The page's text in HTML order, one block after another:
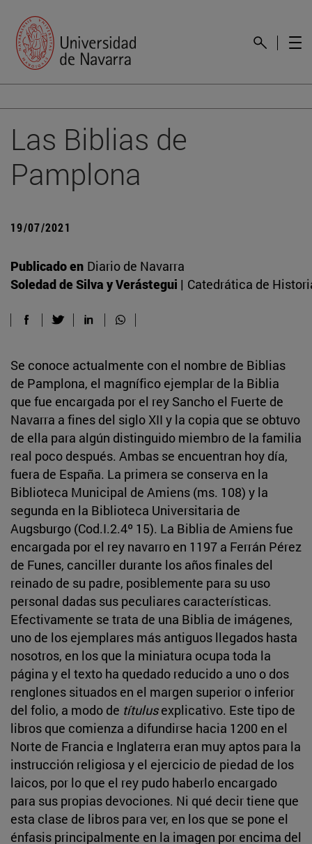
Las Biblias de
Pamplona
19/07/2021
Publicado en Diario de Navarra
Soledad de Silva y Verástegui | Catedrática de
Se conoce actualmente con el nombre de Biblias
de Pamplona, el magnífico ejemplar de la Biblia
que fue encargada por el rey Sancho el Fuerte de
Navarra a fines del siglo XII y la copia que se obtuvo
de ella para algún distinguido miembro de la familia
real poco después. Ambas se encuentran hoy día,
fuera de España. La primera se conserva en la
Biblioteca Municipal de Amiens (ms. 108) y la
segunda en la Biblioteca Universitaria de
Augsburgo (Cod.I.2.4º 15). La Biblia de Amiens fue
encargada por el rey navarro en 1197 a Ferrán Pérez
de Funes, canciller durante los años finales del
reinado de su padre, posiblemente para su uso
personal dadas sus peculiares características.
Efectivamente se trata de una Biblia de imágenes,
uno de los ejemplares más antiguos llegados hasta
nosotros, en los que la miniatura ocupa toda la
página y el texto ha quedado reducido a uno o dos
renglones situados en el margen superior o inferior
del folio, a modo de títulusexplicativo. Este tipo de
libros que comienza a difundirse hacia 1200 en el
Norte de Francia e Inglaterra eran muy aptos para la
instrucción religiosa y el ejercicio de piedad de los
laicos, por lo que el rey pudo haberlo encargado
para sus propias devociones. Ni qué decir tiene que
esta clase de libros para ver, en los que se pone el
énfasis principalmente en la imagen por encima del